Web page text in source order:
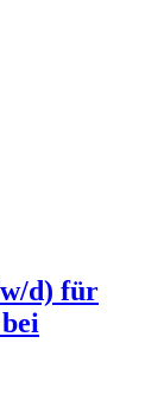
d) für